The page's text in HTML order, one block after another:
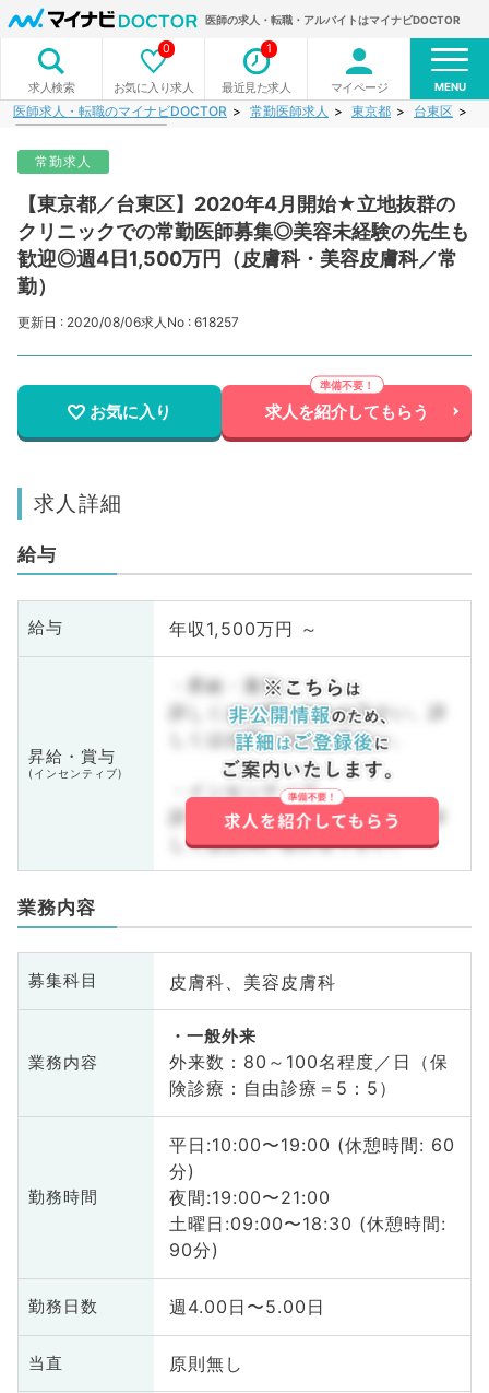
医師の求人・転職・アルバイトはマイナビDOCTOR
求人検索 お気に入り求人
0
最近見た求人
1
マイページ MENU
医師求人・転職のマイナビDOCTOR 常勤医師求人 東京都 台東区
常勤求人
【東京都／台東区】2020年4月開始★立地抜群の
クリニックでの常勤医師募集◎美容未経験の先生も
歓迎◎週4日1,500万円（皮膚科・美容皮膚科／常
勤）
更新日 : 2020/08/06求人No : 618257
お気に入り 求人を紹介してもらう
求人詳細
給与
給与 年収1,500万円 ～
昇給・賞与
(インセンティブ)
・昇給・賞与
詳しくはお問い合わせ下さい。詳
しくはお問い合わせ下さい。
・インセンティブ
詳しくはお問い合わせ下さい。詳
しくはお問い合わせ下さい。
業務内容
募集科目 皮膚科、美容皮膚科
業務内容
一般外来
外来数：80～100名程度／日（保
険診療：自由診療＝5：5）
勤務時間
平日:10:00〜19:00 (休憩時間: 60
分)
夜間:19:00〜21:00
土曜日:09:00〜18:30 (休憩時間:
90分)
勤務日数 週4.00日〜5.00日
当直 原則無し